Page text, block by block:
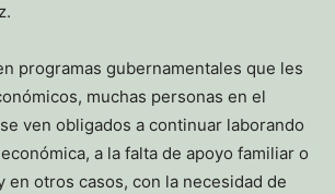
programas gubernamentales que les
muchas personas en el
ven obligados a continuar laborando
a la falta de apoyo familiar o
en otros casos, con la necesidad de